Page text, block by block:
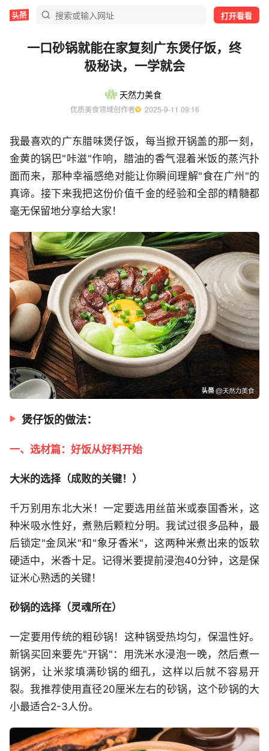
打开看看
一口砂锅就能在家复刻广东煲仔饭，终
极秘诀，一学就会
天然力美食
优质美食领域创作者
  2025-9-11 09:16
我最喜欢的广东腊味煲仔饭，每当掀开锅盖的那一刻，
金黄的锅巴"咔滋"作响，腊油的香气混着米饭的蒸汽扑
面而来，那种幸福感绝对能让你瞬间理解"食在广州"的
真谛。接下来我把这份价值千金的经验和全部的精髓都
毫无保留地分享给大家！
煲仔饭的做法：
一、选材篇：好饭从好料开始
大米的选择（成败的关键！）
千万别用东北大米！一定要选用丝苗米或泰国香米，这
种米吸水性好，煮熟后颗粒分明。我试过很多品种，最
后锁定"金凤米"和"象牙香米"，这两种米煮出来的饭软
硬适中，米香十足。记得米要提前浸泡40分钟，这是保
证米心熟透的关键！
砂锅的选择（灵魂所在）
一定要用传统的粗砂锅！这种锅受热均匀，保温性好。
新锅买回来要先"开锅"：用洗米水浸泡一晚，然后煮一
锅粥，让米浆填满砂锅的细孔，这样以后就不容易开
裂。我推荐使用直径20厘米左右的砂锅，这个砂锅的大
小最适合2-3人份。